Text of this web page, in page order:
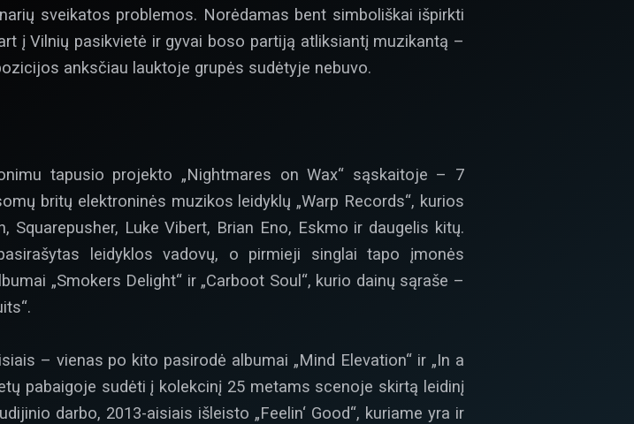
sveikatos problemos. Norėdamas bent simboliškai išpirkti
į Vilnių pasikvietė ir gyvai boso partiją atliksiantį muzikantą –
anksčiau lauktoje grupės sudėtyje nebuvo.
tapusio projekto „Nightmares on Wax“ sąskaitoje – 7
britų elektroninės muzikos leidyklų „Warp Records“, kurios
Squarepusher, Luke Vibert, Brian Eno, Eskmo ir daugelis kitų.
leidyklos vadovų, o pirmieji singlai tapo įmonės
„Smokers Delight“ ir „Carboot Soul“, kurio dainų sąraše –
– vienas po kito pasirodė albumai „Mind Elevation“ ir „In a
pabaigoje sudėti į kolekcinį 25 metams scenoje skirtą leidinį
darbo, 2013-aisiais išleisto „Feelin‘ Good“, kuriame yra ir